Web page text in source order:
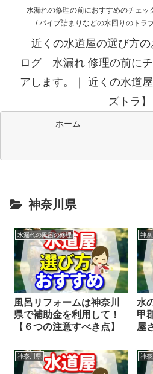
水漏れの修理の前におすすめのチェ
/ パイプ詰まりなどの水回りのトラ
近くの水道屋の選び方
ログ 水漏れ 修理の前に
アします。｜ 近くの水道
ズトラ】
ホーム
神奈川県
水漏れの風呂の修理
風呂リフォームは神奈川
県で補助金を利用して！
【６つの注意すべき点】
神
水
甲
屋
神奈川県 神